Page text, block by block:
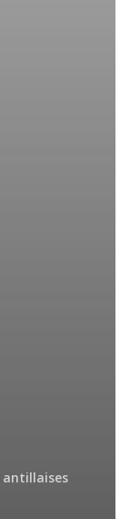
antillaises